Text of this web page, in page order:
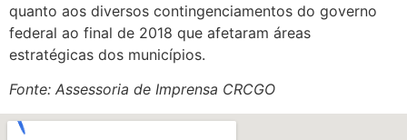
quanto aos diversos contingenciamentos do governo
federal ao final de 2018 que afetaram áreas
estratégicas dos municípios.
Fonte: Assessoria de Imprensa CRCGO